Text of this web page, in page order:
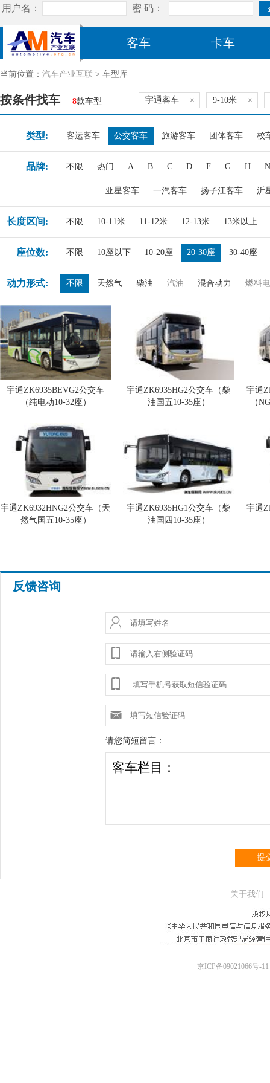
客车 卡车
当前位置： 汽车产业互联 > 车型库
按条件找车 8款车型 宇通客车 × 9-10米 ×
类型: 客运客车 公交客车 旅游客车 团体客车 校
品牌: 不限 热门 A B C D F G H N
亚星客车 一汽客车 扬子江客车 沂
长度区间: 不限 10-11米 11-12米 12-13米 13米以上
座位数: 不限 10座以下 10-20座 20-30座 30-40座
动力形式: 不限 天然气 柴油 汽油 混合动力 燃料
宇通ZK6935BEVG2公交车
（纯电动10-32座）
宇通ZK6935HG2公交车（柴
油国五10-35座）
宇通
（
宇通ZK6932HNG2公交车（天
然气国五10-35座）
宇通ZK6935HG1公交车（柴
油国四10-35座）
宇通
反馈咨询
请您简短留言：
提
关于我们
京ICP备09021066号-11